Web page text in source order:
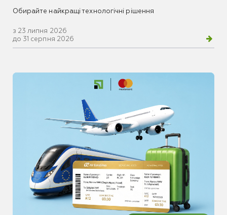
Обирайте найкращі технологічні рішення
з 23 липня 2026
до 31 серпня 2026